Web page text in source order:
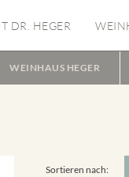
DR. HEGER
WEINHAUS HEGER
Sortieren nach: